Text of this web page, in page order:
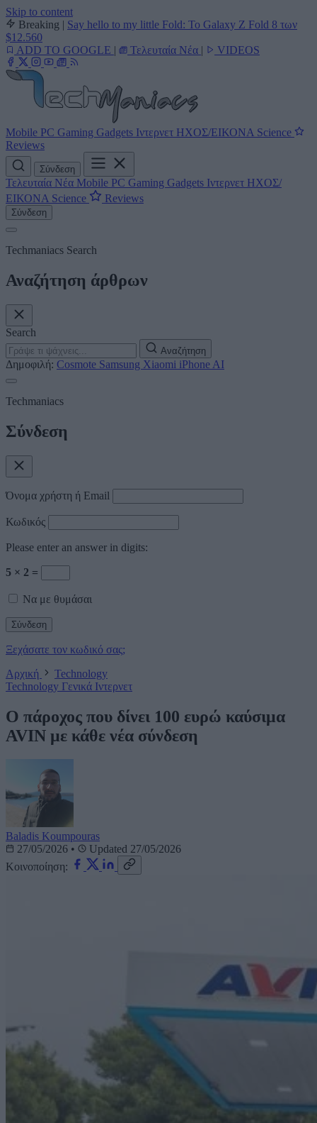
Skip to content
Breaking | Say hello to my little Fold: Το Galaxy Z Fold 8 των
$12.560
ADD TO GOOGLE | Τελευταία Νέα | VIDEOS
Mobile PC Gaming Gadgets Ιντερνετ ΗΧΟΣ/ΕΙΚΟΝΑ Science
Reviews
Σύνδεση
Τελευταία Νέα Mobile PC Gaming Gadgets Ιντερνετ ΗΧΟΣ/
ΕΙΚΟΝΑ Science Reviews
Σύνδεση
Techmaniacs Search
Αναζήτηση άρθρων
Search
Αναζήτηση
Δημοφιλή: Cosmote Samsung Xiaomi iPhone AI
Techmaniacs
Σύνδεση
Όνομα χρήστη ή Email
Κωδικός
Please enter an answer in digits:
5 × 2 =
Να με θυμάσαι
Ξεχάσατε τον κωδικό σας;
Αρχική
Technology
Technology Γενικά Ιντερνετ
Ο πάροχος που δίνει 100 ευρώ καύσιμα
AVIN με κάθε νέα σύνδεση
Baladis Koumpouras
27/05/2026 •
Updated 27/05/2026
Κοινοποίηση: